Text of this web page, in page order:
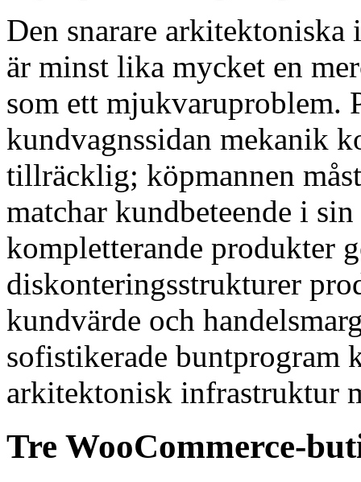
Den snarare
är minst lika mycket en
som ett mjukvaruproblem.
kundvagnssidan mekanik
tillräcklig; köpmannen
matchar kundbeteende i
kompletterande produkter
diskonteringsstrukturer
kundvärde och
sofistikerade buntprogram
arkitektonisk infrastruktur
Tre WooCommerce-